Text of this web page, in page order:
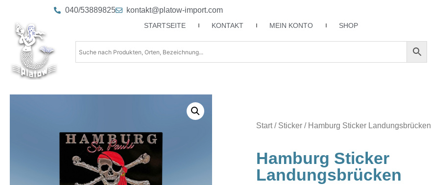
040/53889825 kontakt@platow-import.com
STARTSEITE KONTAKT MEIN KONTO SHOP
Start/ Sticker / Hamburg Sticker Landungsbrücken
Hamburg Sticker
Landungsbrücken